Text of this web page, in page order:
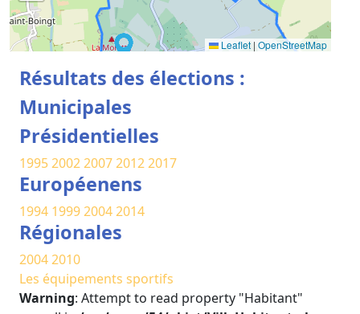
Leaflet | OpenStreetMap
Résultats des élections :
Municipales
Présidentielles
19952002200720122017
Européenens
1994 199920042014
Régionales
20042010
Les équipements sportifs
Warning: Attempt to read property "Habitant"